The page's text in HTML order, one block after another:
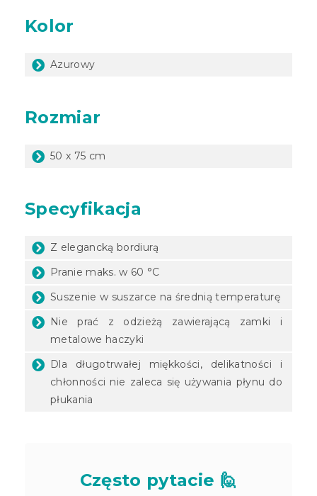
Kolor
Azurowy
Rozmiar
50 x 75 cm
Specyfikacja
Z elegancką bordiurą
Pranie maks. w 60 °C
Suszenie w suszarce na średnią temperaturę
Nie prać z odzieżą zawierającą zamki i
metalowe haczyki
Dla długotrwałej miękkości, delikatności i
chłonności nie zaleca się używania płynu do
płukania
Często pytacie 🙋